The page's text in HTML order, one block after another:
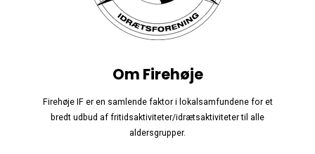
Om Firehøje
Firehøje IF er en samlende faktor i lokalsamfundene for et
bredt udbud af fritidsaktiviteter/idrætsaktiviteter til alle
aldersgrupper.